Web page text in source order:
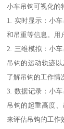
小车吊钩可视化的
1. 实时显示：小
和吊重等信息。用
2. 三维模拟：小
吊钩的运动轨迹
了解吊钩的工作情
3. 数据记录：小
吊钩的起重高度
来评估吊钩的工作